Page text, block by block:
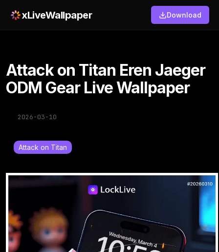
xLiveWallpaper Download
Attack on Titan Eren Jaeger
ODM Gear Live Wallpaper
2026-03-10
Attack on Titan